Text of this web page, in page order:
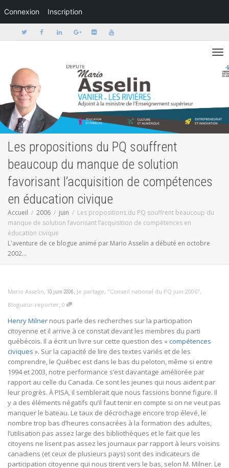
Connexion Inscription
Activer/
Les propositions du PQ souffrent
beaucoup du manque de solution
favorisant l’acquisition de compétences
en éducation civique
Accueil 2006 juin
Les propositions du PQ souffrent beaucoup du
manque de solution favorisant l’acquisition de compétences en
éducation civique
L'aventure de ce blogue animé par Mario Asselin a débuté en octobre
2002...
Mario Asselin, 10 juin 2006, Je partage, "Conseil national du PQ juin 2006",
Blogueur-reporter, 0
Henry Milner nous parle des recherches sur la participation
citoyenne et il arrive à ce constat devant les membres du parti
québécois. Il a écrit un livre sur cette question des « compétences
civiques ». Sur la capacité de lire des textes variés et de les
comprendre, le Québec est dans le bas du peloton, même si entre
1994 et 2003, notre performance s’est davantage améliorée par
rapport au celle du Canada. Ce sont les jeunes qui nous aident par
leur progrès. À PISA, il semblerait que nous fassions bonne figure. Il
y a des éléments négatifs qu’il faut tenir en compte si on ne veut pas
manquer le bateau. Le taux de décrochage encore trop élevé, le
nombre trop bas d’heures consacrées à la formation des adultes,
l’utilisation pas assez large des bibliothèques et le fait que les
citoyens ne lisent pas assez les journaux par rapport à leurs voisins
canadiens (et ceux de plusieurs pays) sont des indicateurs de
participation citoyenne qui nous tirent vers le bas, selon M. Milner. Le